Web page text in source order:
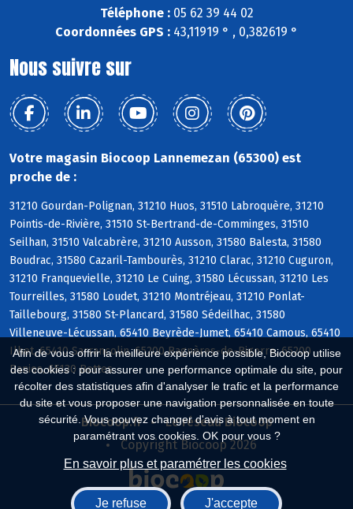
Afin de vous offrir la meilleure expérience possible, Biocoop utilise
des cookies : pour assurer une performance optimale du site, pour
récolter des statistiques afin d'analyser le trafic et la performance
du site et vous proposer une navigation personnalisée en toute
sécurité. Vous pouvez changer d'avis à tout moment en
paramétrant vos cookies. OK pour vous ?
En savoir plus et paramétrer les cookies
Je refuse J'accepte
Téléphone :05 62 39 44 02
Coordonnées GPS : 43,11919 ° , 0,382619 °
Nous suivre sur
Votre magasin Biocoop Lannemezan (65300) est
proche de :
31210 Gourdan-Polignan, 31210 Huos, 31510 Labroquère, 31210
Pointis-de-Rivière, 31510 St-Bertrand-de-Comminges, 31510
Seilhan, 31510 Valcabrère, 31210 Ausson, 31580 Balesta, 31580
Boudrac, 31580 Cazaril-Tambourès, 31210 Clarac, 31210 Cuguron,
31210 Franquevielle, 31210 Le Cuing, 31580 Lécussan, 31210 Les
Tourreilles, 31580 Loudet, 31210 Montréjeau, 31210 Ponlat-
Taillebourg, 31580 St-Plancard, 31580 Sédeilhac, 31580
Villeneuve-Lécussan, 65410 Beyrède-Jumet, 65410 Camous, 65410
Ilhet, 65410 Sarrancolin, 65200 Bagnères-de-Bigorre, 65200
Banios, 65130 Bettes
Biocoop.fr
Le réseau Biocoop
Copyright Biocoop 2026